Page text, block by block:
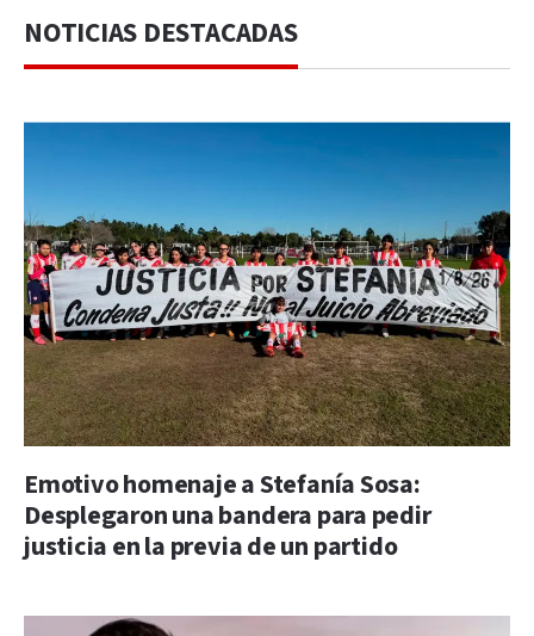
NOTICIAS DESTACADAS
Emotivo homenaje a Stefanía Sosa:
Desplegaron una bandera para pedir
justicia en la previa de un partido